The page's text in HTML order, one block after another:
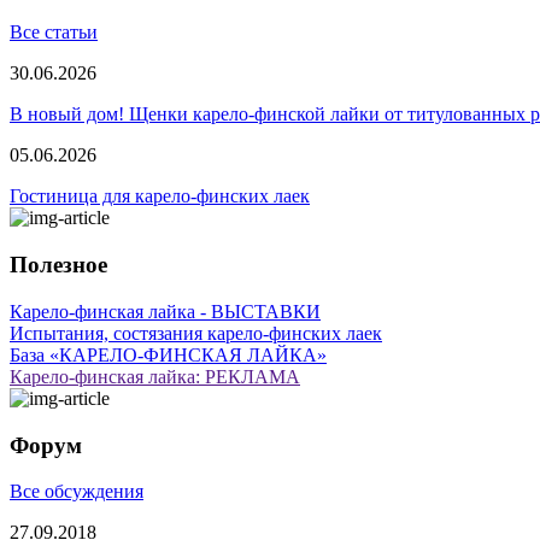
Все статьи
30.06.2026
В новый дом! Щенки карело-финской лайки от титулованных
05.06.2026
Гостиница для карело-финских лаек
Полезное
Карело-финская лайка - ВЫСТАВКИ
Испытания, состязания карело-финских лаек
База «КАРЕЛО-ФИНСКАЯ ЛАЙКА»
Карело-финская лайка: РЕКЛАМА
Форум
Все обсуждения
27.09.2018